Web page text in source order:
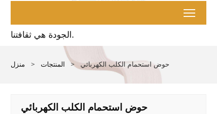
الجودة هي ثقافتنا.
منزل > المنتجات > حوض استحمام الكلب الكهربائي
حوض استحمام الكلب الكهربائي